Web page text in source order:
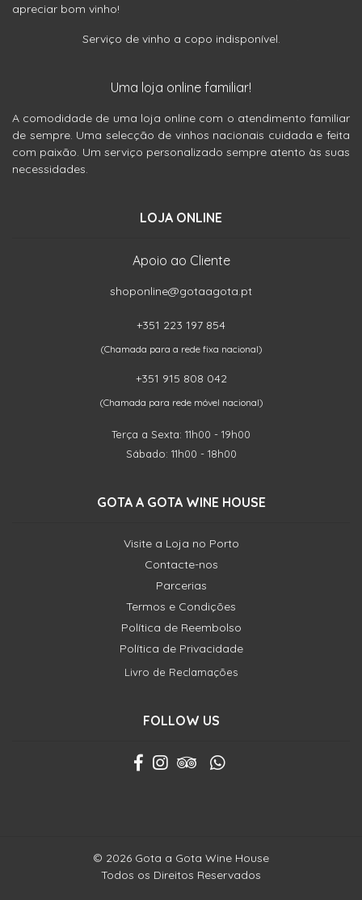
apreciar bom vinho!
Serviço de vinho a copo indisponível.
Uma loja online familiar!
A comodidade de uma loja online com o atendimento familiar
de sempre. Uma selecção de vinhos nacionais cuidada e feita
com paixão. Um serviço personalizado sempre atento às suas
necessidades.
LOJA ONLINE
Apoio ao Cliente
shoponline@gotaagota.pt
+351 223 197 854
(Chamada para a rede fixa nacional)
+351 915 808 042
(Chamada para rede móvel nacional)
Terça a Sexta: 11h00 - 19h00
Sábado: 11h00 - 18h00
GOTA A GOTA WINE HOUSE
Visite a Loja no Porto
Contacte-nos
Parcerias
Termos e Condições
Política de Reembolso
Política de Privacidade
Livro de Reclamações
FOLLOW US
© 2026 Gota a Gota Wine House
Todos os Direitos Reservados